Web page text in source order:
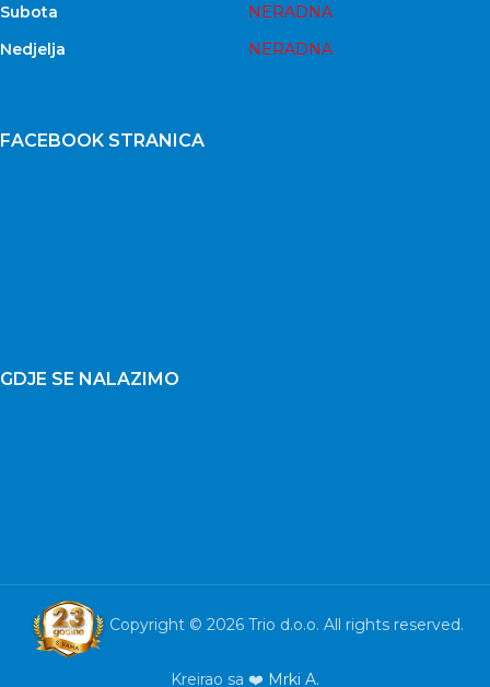
Subota
NERADNA
Nedjelja
NERADNA
FACEBOOK STRANICA
GDJE SE NALAZIMO
Copyright © 2026 Trio d.o.o. All rights reserved.
Kreirao sa ❤️ Mrki A.